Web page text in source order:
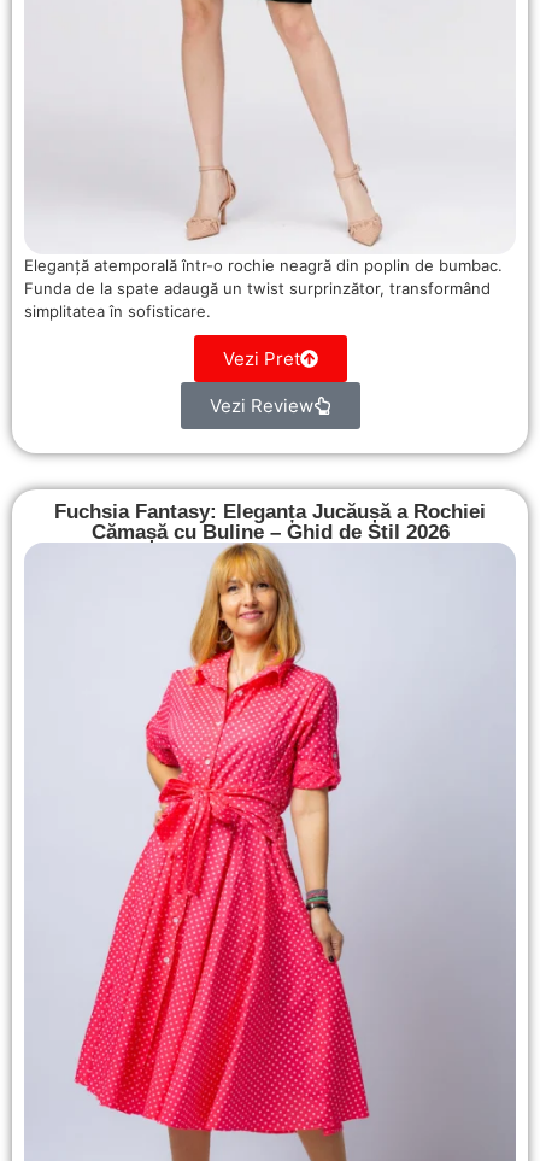
Eleganță atemporală într-o rochie neagră din poplin de bumbac.
Funda de la spate adaugă un twist surprinzător, transformând
simplitatea în sofisticare.
Vezi Pret
Vezi Review
Fuchsia Fantasy: Eleganța Jucăușă a Rochiei
Cămașă cu Buline – Ghid de Stil 2026